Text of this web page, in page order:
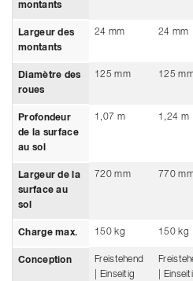
montants
Largeur des
montants
24 mm 24 mm
Diamètre des
roues
125 mm 125
Profondeur
de la surface
au sol
1,07 m 1,24 m
Largeur de la
surface au
sol
720 mm 770
Charge max. 150 kg 150 kg
Conception
Freistehend
| Einseitig
|